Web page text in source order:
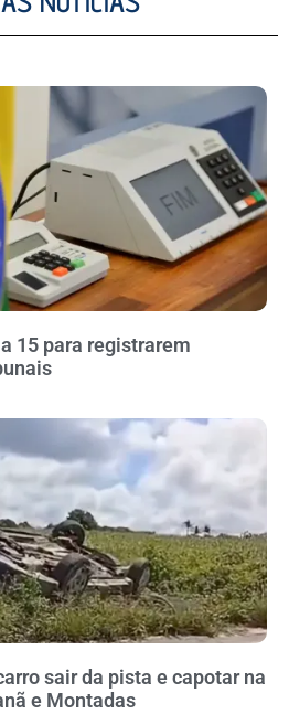
15 para registrarem
sair da pista e capotar na
e Montadas